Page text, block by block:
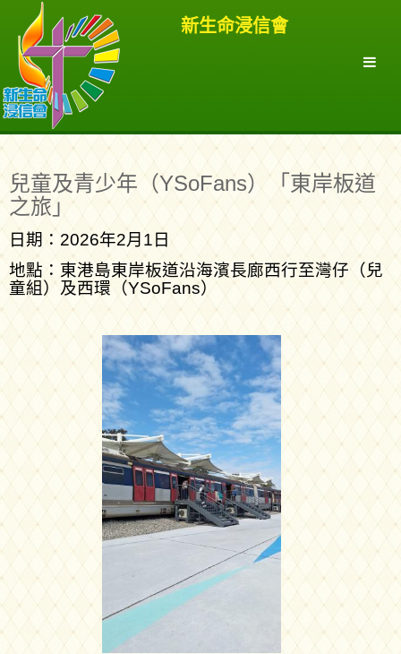
新生命浸信會
兒童及青少年（YSoFans）「東岸板道
之旅」
日期：2026年2月1日
地點：東港島東岸板道沿海濱長廊西行至灣仔（兒
童組）及西環（YSoFans）